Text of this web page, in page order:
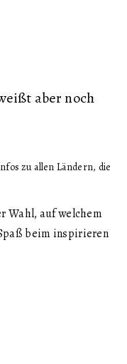
aber noch
zu allen Ländern, die
Wahl, auf welchem
beim inspirieren